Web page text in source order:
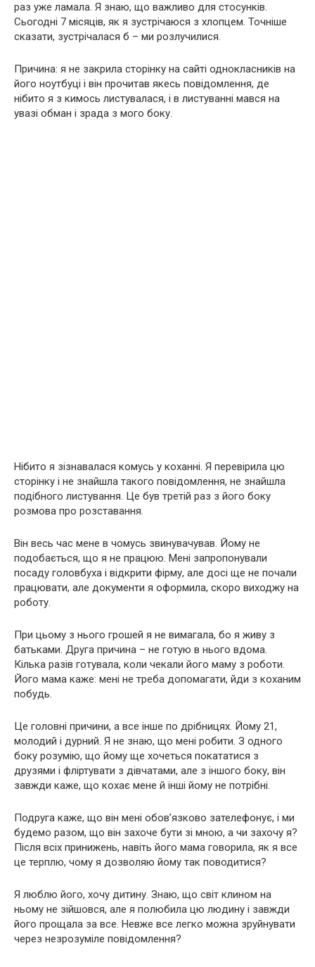
раз уже ламала. Я знаю, що важливо для стосунків.
Сьогодні 7 місяців, як я зустрічаюся з хлопцем. Точніше
сказати, зустрічалася б – ми розлучилися.
Причина: я не закрила сторінку на сайті однокласників на
його ноутбуці і він прочитав якесь повідомлення, де
нібито я з кимось листувалася, і в листуванні мався на
увазі обман і зрада з мого боку.
Нібито я зізнавалася комусь у коханні. Я перевірила цю
сторінку і не знайшла такого повідомлення, не знайшла
подібного листування. Це був третій раз з його боку
розмова про розставання.
Він весь час мене в чомусь звинувачував. Йому не
подобається, що я не працюю. Мені запропонували
посаду головбуха і відкрити фірму, але досі ще не почали
працювати, але документи я оформила, скоро виходжу на
роботу.
При цьому з нього грошей я не вимагала, бо я живу з
батьками. Друга причина – не готую в нього вдома.
Кілька разів готувала, коли чекали його маму з роботи.
Його мама каже: мені не треба допомагати, йди з коханим
побудь.
Це головні причини, а все інше по дрібницях. Йому 21,
молодий і дурний. Я не знаю, що мені робити. З одного
боку розумію, що йому ще хочеться покататися з
друзями і фліртувати з дівчатами, але з іншого боку, він
завжди каже, що кохає мене й інші йому не потрібні.
Подруга каже, що він мені обов’язково зателефонує, і ми
будемо разом, що він захоче бути зі мною, а чи захочу я?
Після всіх принижень, навіть його мама говорила, як я все
це терплю, чому я дозволяю йому так поводитися?
Я люблю його, хочу дитину. Знаю, що світ клином на
ньому не зійшовся, але я полюбила цю людину і завжди
його прощала за все. Невже все легко можна зруйнувати
через незрозуміле повідомлення?